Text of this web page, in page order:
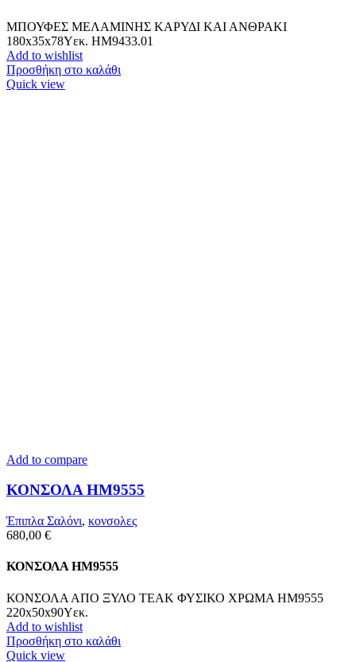
ΜΠΟΥΦΕΣ ΜΕΛΑΜΙΝΗΣ ΚΑΡΥΔΙ ΚΑΙ ΑΝΘΡΑΚΙ
180x35x78Yεκ. HM9433.01
Add to wishlist
Προσθήκη στο καλάθι
Quick view
Add to compare
ΚΟΝΣΟΛΑ HM9555
Έπιπλα Σαλόνι, κονσολες
680,00 €
ΚΟΝΣΟΛΑ HM9555
ΚΟΝΣΟΛΑ ΑΠΟ ΞΥΛΟ ΤΕΑΚ ΦΥΣΙΚΟ ΧΡΩΜΑ HM9555
220x50x90Υεκ.
Add to wishlist
Προσθήκη στο καλάθι
Quick view